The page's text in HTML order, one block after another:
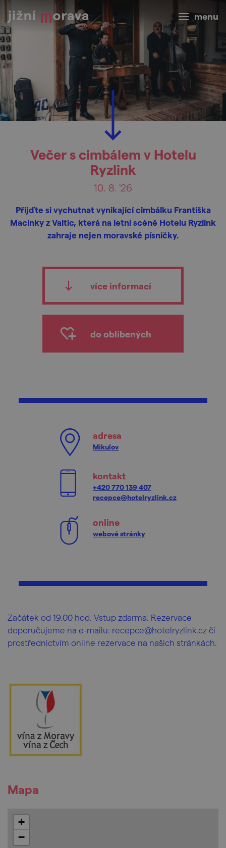
menu
Večer s cimbálem v Hotelu
Ryzlink
10. 8. '26
Přijďte si vychutnat vynikající cimbálku Františka
Macinky z Valtic, která na letní scéně Hotelu Ryzlink
zahraje nejen moravské písničky.
více informací
do oblíbených
adresa
Mikulov
kontakt
+420 770 139 407
recepce@hotelryzlink.cz
online
webové stránky
Začátek od 19.00 hod. Vstup zdarma. Rezervace
doporučujeme na e-mailu: recepce@hotelryzlink.cz či
prostřednictvím online rezervace na našich stránkách.
Mapa
+
−